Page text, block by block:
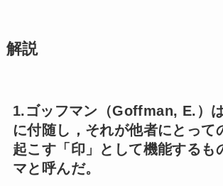
解説
1.ゴッフマン（Goffman, E.）
に付随し，それが他者にとって
起こす「印」として機能するも
マと呼んだ。